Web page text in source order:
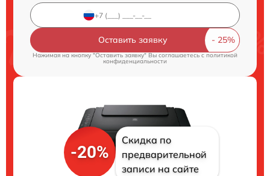
Оставить заявку
Нажимая на кнопку "Оставить заявку" Вы соглашаетесь cполитикой
конфиденциальности
-20%
Скидка по
предварительной
записи на сайте